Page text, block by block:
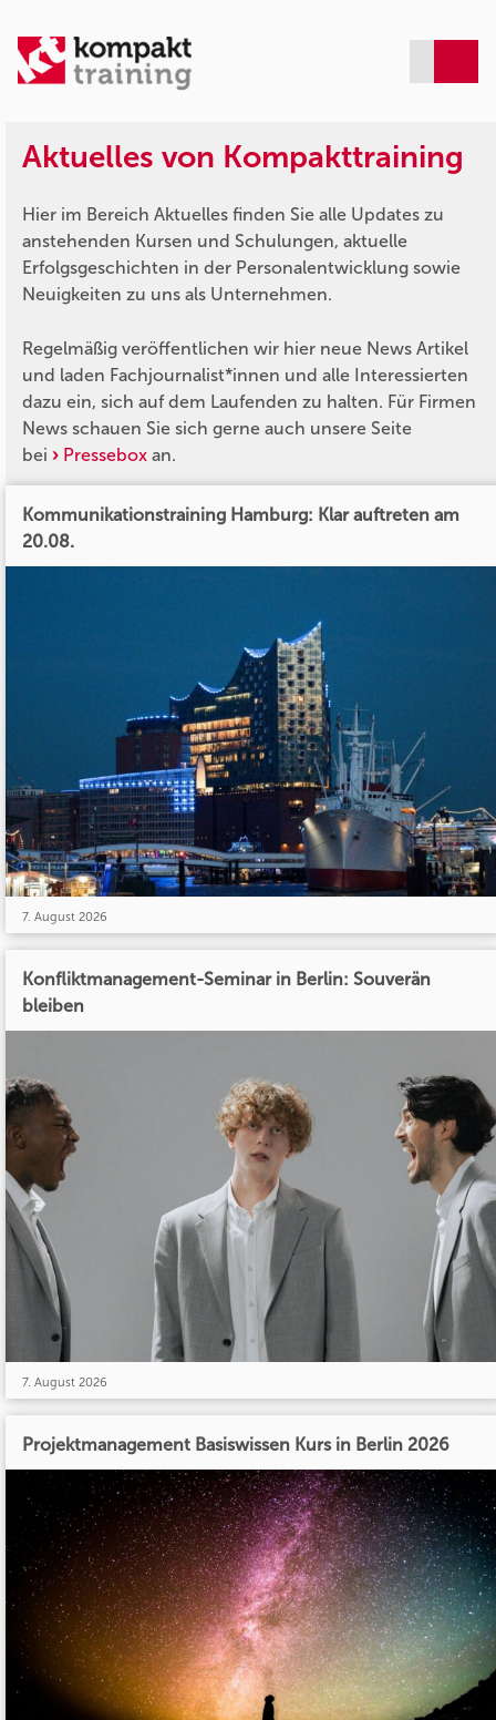
Aktuelles von Kompakttraining
Hier im Bereich Aktuelles finden Sie alle Updates zu
anstehenden Kursen und Schulungen, aktuelle
Erfolgsgeschichten in der Personalentwicklung sowie
Neuigkeiten zu uns als Unternehmen.
Regelmäßig veröffentlichen wir hier neue News Artikel
und laden Fachjournalist*innen und alle Interessierten
dazu ein, sich auf dem Laufenden zu halten. Für Firmen
News schauen Sie sich gerne auch unsere Seite
bei
Pressebox an.
Kommunikationstraining Hamburg: Klar auftreten am
20.08.
7. August 2026
Konfliktmanagement-Seminar in Berlin: Souverän
bleiben
7. August 2026
Projektmanagement Basiswissen Kurs in Berlin 2026